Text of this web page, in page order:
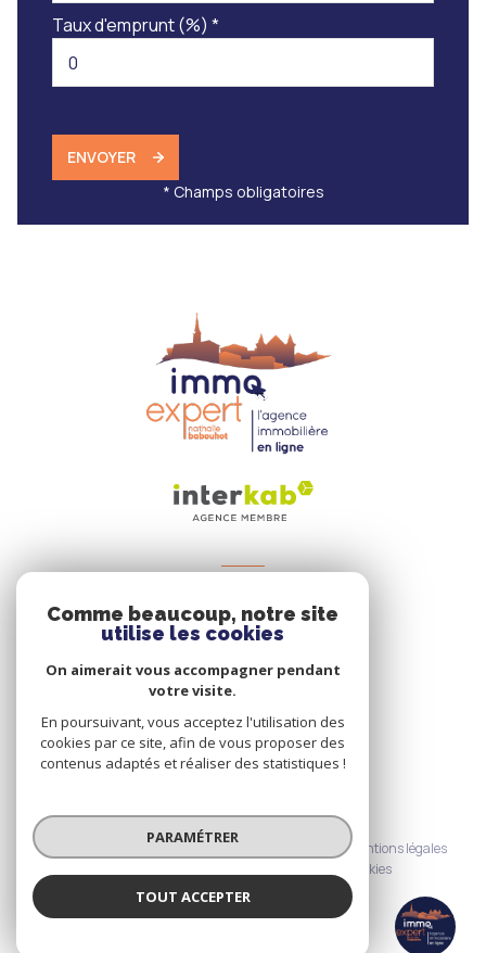
Taux d'emprunt (%) *
ENVOYER
* Champs obligatoires
Immo Expert
Espace propriétaire
SE CONNECTER
© 2026 | Tous droits réservés
Nos honoraires
Nos partenaires
Mentions légales
Cookies
Comme beaucoup, notre site
utilise les cookies
On aimerait vous accompagner pendant
votre visite.
En poursuivant, vous acceptez l'utilisation des
cookies par ce site, afin de vous proposer des
contenus adaptés et réaliser des statistiques !
PARAMÉTRER
TOUT ACCEPTER